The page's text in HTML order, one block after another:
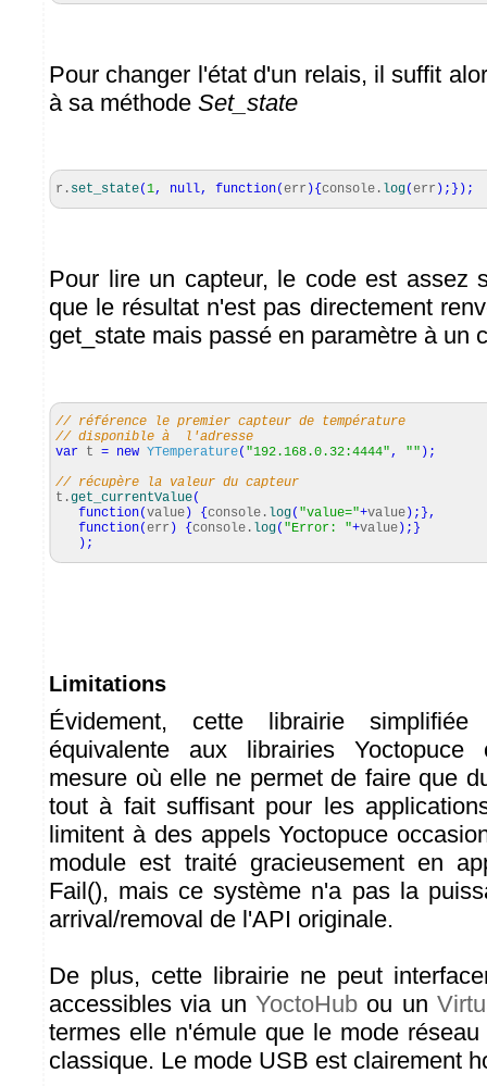
Pour changer l'état d'un relais, il suffit
à sa méthode Set_state
r. set_state(1, null, function(err ){ console. log(err ) ; } ) ;
Pour lire un capteur, le code est assez
que le résultat n'est pas directement
get_state mais passé en paramètre à un
// référence le premier capteur de température
// disponible à l'adresse
var t = new YTemperature( "192.168.0.32:4444", "" ) ;
// récupère la valeur du capteur
t.get_currentValue(
function(value ) { console. log( "value="+value ) ; },
function(err ) { console. log( "Error: "+value ) ; }
) ;
Limitations
Évidement, cette librairie
équivalente aux librairies
mesure où elle ne permet de faire que
tout à fait suffisant pour les
limitent à des appels Yoctopuce
module est traité gracieusement en
Fail(), mais ce système n'a pas la
arrival/removal de l'API originale.
De plus, cette librairie ne peut
accessibles via un YoctoHub ou un
termes elle n'émule que le mode
classique. Le mode USB est clairement